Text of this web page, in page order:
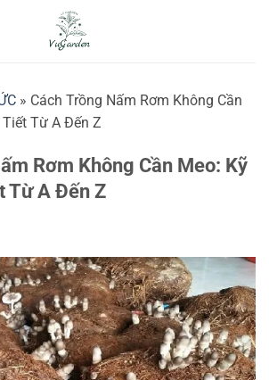
» Cách Trồng Nấm Rơm Không Cần
Từ A Đến Z
Rơm Không Cần Meo: Kỹ
Từ A Đến Z